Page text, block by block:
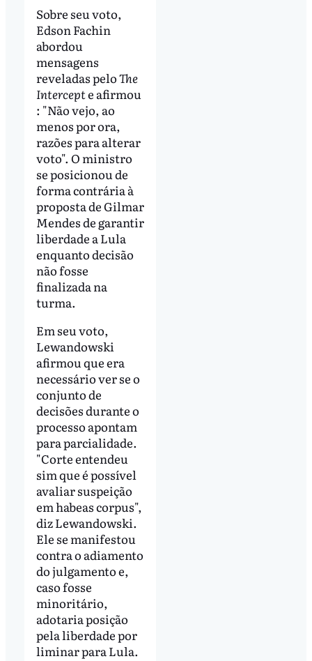
Sobre seu voto,
Edson Fachin
abordou
mensagens
reveladas peloThe
Intercepte afirmou
: "Não vejo, ao
menos por ora,
razões para alterar
voto". O ministro
se posicionou de
forma contrária à
proposta de Gilmar
Mendes de garantir
liberdade a Lula
enquanto decisão
não fosse
finalizada na
turma.
Em seu voto,
Lewandowski
afirmou que era
necessário ver se o
conjunto de
decisões durante o
processo apontam
para parcialidade.
"Corte entendeu
sim que é possível
avaliar suspeição
em habeas corpus",
diz Lewandowski.
Ele se manifestou
contra o adiamento
do julgamento e,
caso fosse
minoritário,
adotaria posição
pela liberdade por
liminar para Lula.